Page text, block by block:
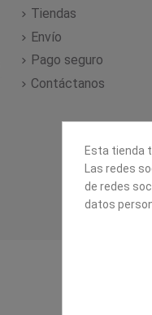
Tiendas
Envío
Pago seguro
Contáctanos
Esta tienda
Las redes
de redes
datos